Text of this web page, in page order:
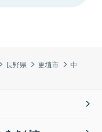
長野県 更埴市 中